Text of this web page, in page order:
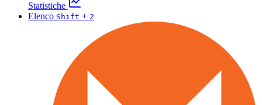
Statistiche
Elenco Shift + 2